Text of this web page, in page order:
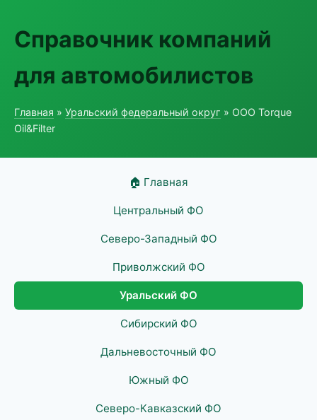
Справочник компаний
для автомобилистов
Главная » Уральский федеральный округ » ООО Torque
Oil&Filter
🏠 Главная
Центральный ФО
Северо-Западный ФО
Приволжский ФО
Уральский ФО
Сибирский ФО
Дальневосточный ФО
Южный ФО
Северо-Кавказский ФО